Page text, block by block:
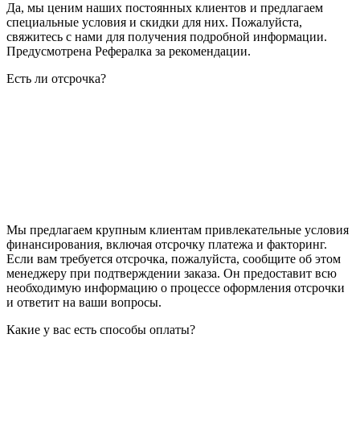
Да, мы ценим наших постоянных клиентов и предлагаем
специальные условия и скидки для них. Пожалуйста,
свяжитесь с нами для получения подробной информации.
Предусмотрена Рефералка за рекомендации.
Есть ли отсрочка?
Мы предлагаем крупным клиентам привлекательные условия
финансирования, включая отсрочку платежа и факторинг.
Если вам требуется отсрочка, пожалуйста, сообщите об этом
менеджеру при подтверждении заказа. Он предоставит всю
необходимую информацию о процессе оформления отсрочки
и ответит на ваши вопросы.
Какие у вас есть способы оплаты?